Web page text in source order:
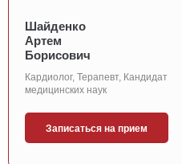
Шайденко
Артем
Борисович
Кардиолог, Терапевт, Кандидат
медицинских наук
Записаться на прием